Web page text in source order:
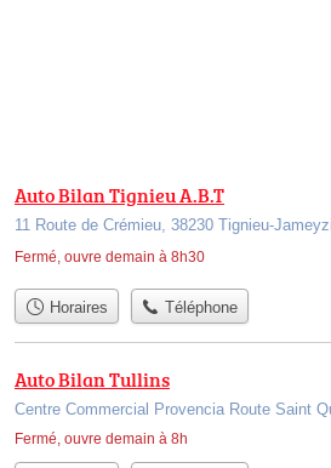
Auto Bilan Tignieu A.B.T
11 Route de Crémieu, 38230 Tignieu-
Fermé, ouvre demain à 8h30
Horaires Téléphone
Auto Bilan Tullins
Centre Commercial Provencia Route Saint
Fermé, ouvre demain à 8h